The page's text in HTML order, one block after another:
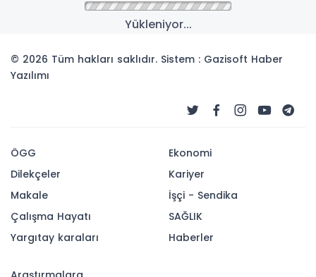
Yükleniyor...
© 2026 Tüm hakları saklıdır. Sistem : Gazisoft Haber
Yazılımı
ÖGG
Dilekçeler
Makale
Çalışma Hayatı
Yargıtay karaları
Ekonomi
Kariyer
İşçi - Sendika
SAĞLIK
Haberler